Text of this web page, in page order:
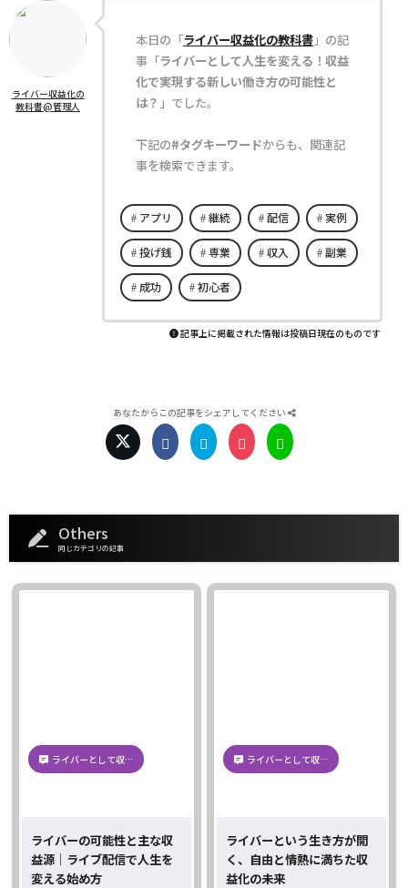
ライバー収益化の
教科書@管理人
本日の「ライバー収益化の教科書」の記
事「ライバーとして人生を変える！収益
化で実現する新しい働き方の可能性と
は？ 」でした。
下記の#タグキーワードからも、関連記
事を検索できます。
アプリ 継続 配信 実例
投げ銭 専業 収入 副業
成功 初心者
記事上に掲載された情報は投稿日現在のものです
あなたからこの記事をシェアしてください
Others
同じカテゴリの記事
ライバーとして収…
ライバーの可能性と主な収
益源｜ライブ配信で人生を
変える始め方
ライバーとして収…
ライバーという生き方が開
く、自由と情熱に満ちた収
益化の未来